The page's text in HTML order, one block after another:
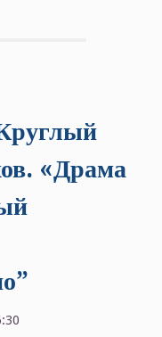
«Драма